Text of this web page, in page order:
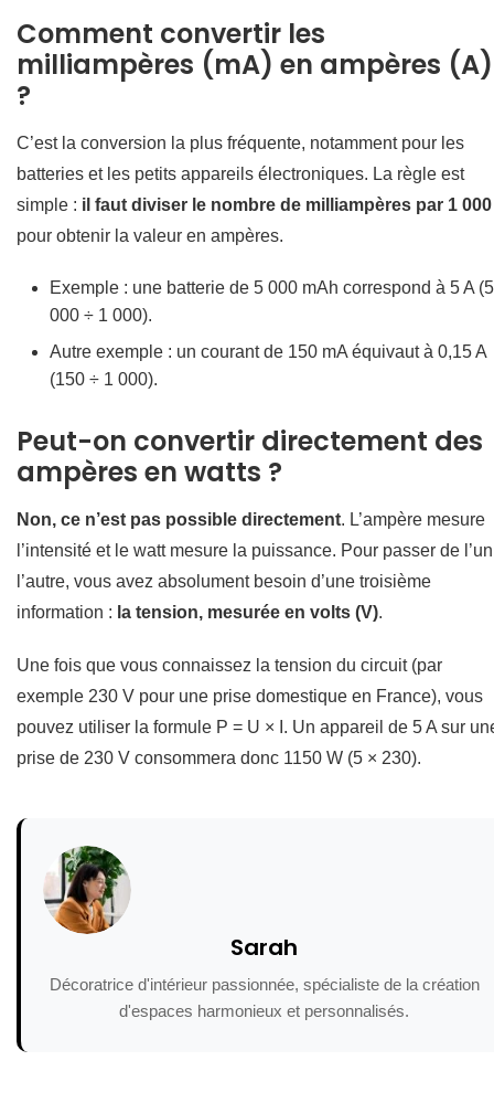
Comment convertir les
milliampères (mA) en ampères (A)
?
C’est la conversion la plus fréquente, notamment pour les
batteries et les petits appareils électroniques. La règle est
simple : il faut diviser le nombre de milliampères par 1 000
pour obtenir la valeur en ampères.
Exemple : une batterie de 5 000 mAh correspond à 5 A (5
000 ÷ 1 000).
Autre exemple : un courant de 150 mA équivaut à 0,15 A
(150 ÷ 1 000).
Peut-on convertir directement des
ampères en watts ?
Non, ce n’est pas possible directement. L’ampère mesure
l’intensité et le watt mesure la puissance. Pour passer de
l’autre, vous avez absolument besoin d’une troisième
information : la tension, mesurée en volts (V).
Une fois que vous connaissez la tension du circuit (par
exemple 230 V pour une prise domestique en France), vous
pouvez utiliser la formule P = U × I. Un appareil de 5 A sur
prise de 230 V consommera donc 1150 W (5 × 230).
Sarah
Décoratrice d'intérieur passionnée, spécialiste de la création
d'espaces harmonieux et personnalisés.